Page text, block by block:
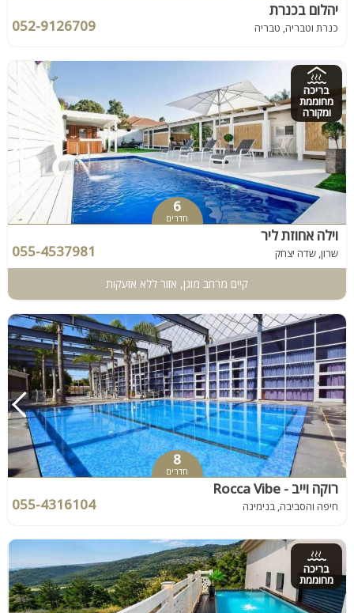
יהלום בכנרת
כנרת וטבריה, טבריה 052-9126709
בריכה
מחוממת
ומקורה
6
חדרים
וילה אחוזת ליר
שרון, שדה יצחק 055-4537981
קיים מרחב מוגן, אזור ללא אזעקות
8
חדרים
רוקה וייב - Rocca Vibe
חיפה והסביבה, בנימינה 055-4316104
בריכה
מחוממת